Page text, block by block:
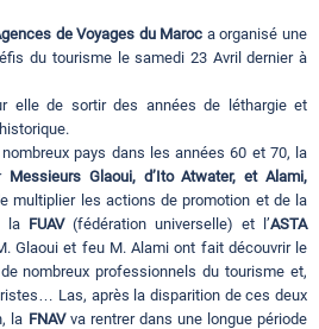
de Voyages du Maroc a organisé une
du tourisme le samedi 23 Avril dernier à
elle de sortir des années de léthargie et
pays dans les années 60 et 70, la
Messieurs Glaoui, d’Ito Atwater, et Alami,
multiplier les actions de promotion et de la
la FUAV(fédération universelle) et l’ASTA
Glaoui et feu M. Alami ont fait découvrir le
nombreux professionnels du tourisme et,
Las, après la disparition de ces deux
la FNAVva rentrer dans une longue période